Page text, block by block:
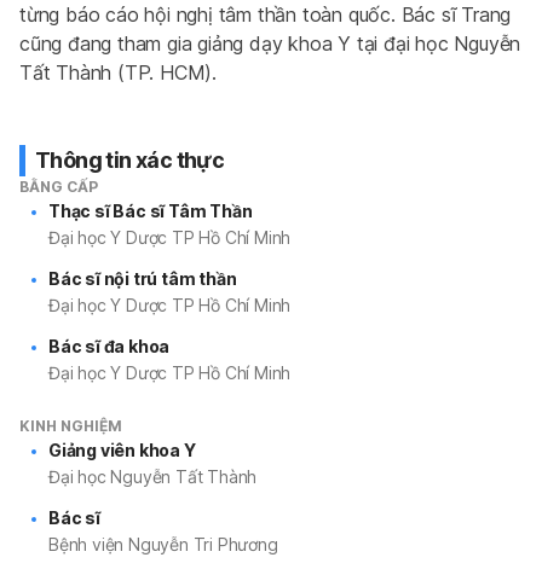
từng báo cáo hội nghị tâm thần toàn quốc. Bác sĩ Trang
cũng đang tham gia giảng dạy khoa Y tại đại học Nguyễn
Tất Thành (TP. HCM).
Thông tin xác thực
BẰNG CẤP
Thạc sĩ Bác sĩ Tâm Thần
Đại học Y Dược TP Hồ Chí Minh
Bác sĩ nội trú tâm thần
Đại học Y Dược TP Hồ Chí Minh
Bác sĩ đa khoa
Đại học Y Dược TP Hồ Chí Minh
KINH NGHIỆM
Giảng viên khoa Y
Đại học Nguyễn Tất Thành
Bác sĩ
Bệnh viện Nguyễn Tri Phương